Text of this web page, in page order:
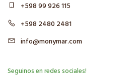
+598 99 926 115
+598 2480 2481
info@monymar.com
Seguinos en redes sociales!